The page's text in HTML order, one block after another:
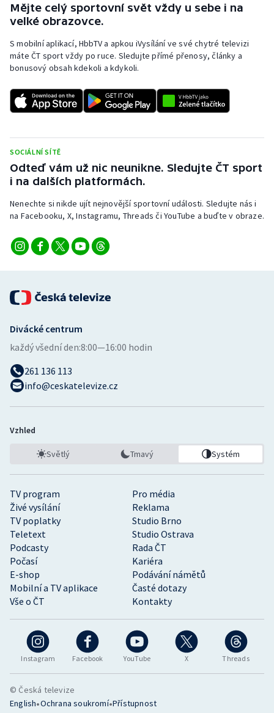
Mějte celý sportovní svět vždy u sebe i na
velké obrazovce.
S mobilní aplikací, HbbTV a apkou iVysílání ve své chytré televizi
máte ČT sport vždy po ruce. Sledujte přímé přenosy, články a
bonusový obsah kdekoli a kdykoli.
SOCIÁLNÍ SÍTĚ
Odteď vám už nic neunikne. Sledujte ČT sport
i na dalších platformách.
Nenechte si nikde ujít nejnovější sportovní události. Sledujte nás i
na Facebooku, X, Instagramu, Threads či YouTube a buďte v obraze.
Instagram Facebook YouTube X Threads
TV program
Pro média
Živé vysílání
Reklama
TV poplatky
Studio Brno
Teletext
Studio Ostrava
Podcasty
Rada ČT
Počasí
Kariéra
E-shop
Podávání námětů
Mobilní a TV aplikace
Časté dotazy
Vše o ČT
Kontakty
Divácké centrum
každý všední den:8:00—16:00 hodin
261 136 113
info@ceskatelevize.cz
Vzhled
Světlý Tmavý Systém
© Česká televize
English•Ochrana soukromí•Přístupnost